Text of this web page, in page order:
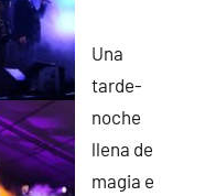
Una
tarde-
noche
llena de
magia e